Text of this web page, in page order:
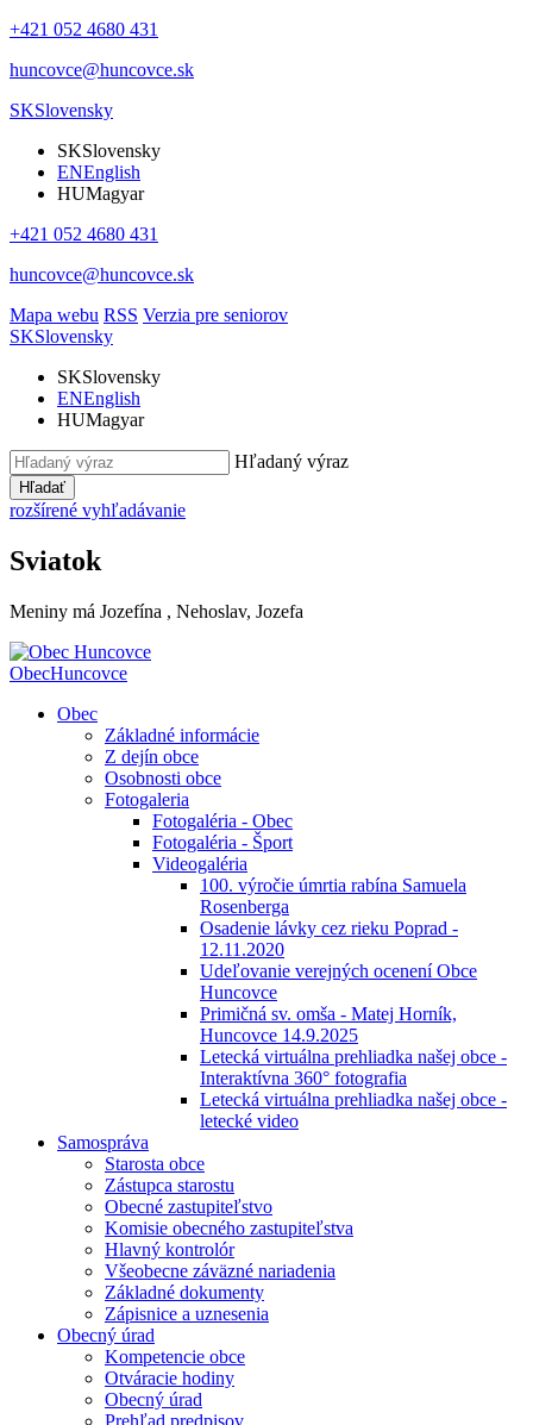
+421 052 4680 431
huncovce@huncovce.sk
SKSlovensky
SKSlovensky
ENEnglish
HUMagyar
+421 052 4680 431
huncovce@huncovce.sk
Mapa webu RSS Verzia pre seniorov
SKSlovensky
SKSlovensky
ENEnglish
HUMagyar
Hľadaný výraz
Hľadať
rozšírené vyhľadávanie
Sviatok
Meniny má Jozefína , Nehoslav, Jozefa
ObecHuncovce
Obec
Základné informácie
Z dejín obce
Osobnosti obce
Fotogaleria
Fotogaléria - Obec
Fotogaléria - Šport
Videogaléria
100. výročie úmrtia rabína Samuela
Rosenberga
Osadenie lávky cez rieku Poprad -
12.11.2020
Udeľovanie verejných ocenení Obce
Huncovce
Primičná sv. omša - Matej Horník,
Huncovce 14.9.2025
Letecká virtuálna prehliadka našej obce -
Interaktívna 360° fotografia
Letecká virtuálna prehliadka našej obce -
letecké video
Samospráva
Starosta obce
Zástupca starostu
Obecné zastupiteľstvo
Komisie obecného zastupiteľstva
Hlavný kontrolór
Všeobecne záväzné nariadenia
Základné dokumenty
Zápisnice a uznesenia
Obecný úrad
Kompetencie obce
Otváracie hodiny
Obecný úrad
Prehľad predpisov